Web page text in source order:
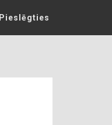
Pieslēgties